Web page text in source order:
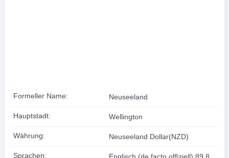
Formeller Name: Neuseeland
Hauptstadt: Wellington
Währung: Neuseeland Dollar(NZD)
Sprachen: Englisch (de facto offiziell) 89,8